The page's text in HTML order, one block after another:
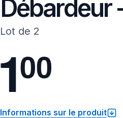
Débardeur
Lot de 2
100
Informations sur le produit